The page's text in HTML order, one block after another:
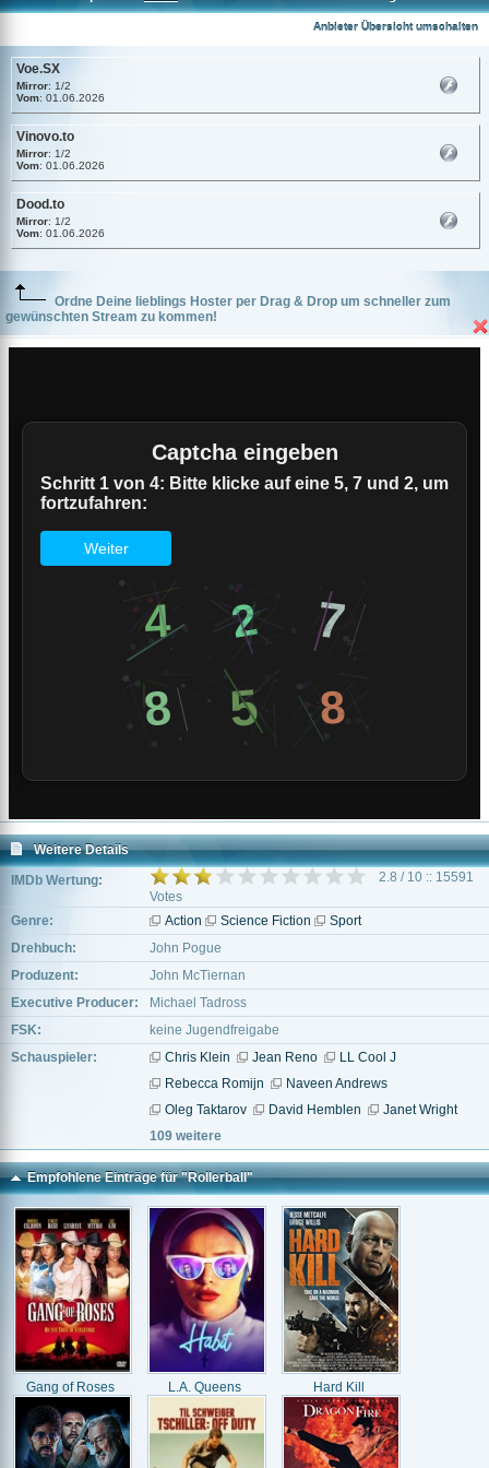
Anbieter Übersicht umschalten
Voe.SX
Mirror: 1/2
Vom: 01.06.2026
Vinovo.to
Mirror: 1/2
Vom: 01.06.2026
Dood.to
Mirror: 1/2
Vom: 01.06.2026
Ordne Deine lieblings Hoster per Drag & Drop um schneller zum
gewünschten Stream zu kommen!
Weitere Details
IMDb Wertung:
2.8 / 10 :: 15591
Votes
Genre:
Action Science Fiction
Sport
Drehbuch:
John Pogue
Produzent:
John McTiernan
Executive Producer:
Michael Tadross
FSK:
keine Jugendfreigabe
Schauspieler:
Chris Klein Jean Reno
LL Cool J
Rebecca Romijn
Naveen Andrews
Oleg Taktarov
David Hemblen
Janet Wright
109 weitere
Empfohlene Einträge für "Rollerball"
Gang of Roses L.A. Queens Hard Kill